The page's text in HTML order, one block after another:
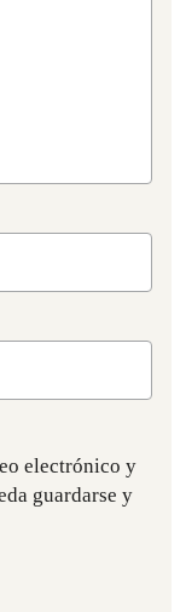
electrónico y
guardarse y